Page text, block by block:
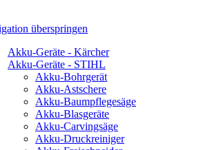
überspringen
Akku-Geräte - Kärcher
Akku-Geräte - STIHL
Akku-Bohrgerät
Akku-Astschere
Akku-Baumpflegesäge
Akku-Blasgeräte
Akku-Carvingsäge
Akku-Druckreiniger